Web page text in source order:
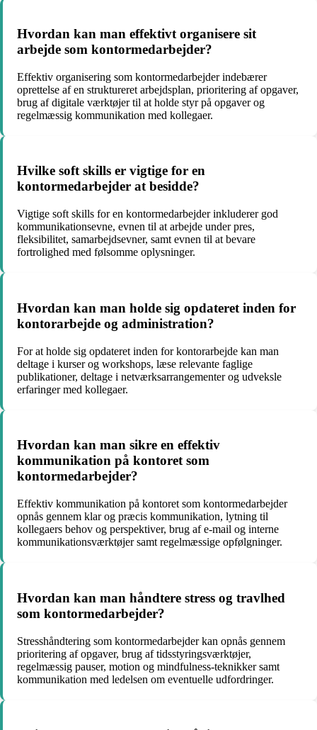
Hvordan kan man effektivt organisere sit
arbejde som kontormedarbejder?
Effektiv organisering som kontormedarbejder indebærer
oprettelse af en struktureret arbejdsplan, prioritering af opgaver,
brug af digitale værktøjer til at holde styr på opgaver og
regelmæssig kommunikation med kollegaer.
Hvilke soft skills er vigtige for en
kontormedarbejder at besidde?
Vigtige soft skills for en kontormedarbejder inkluderer god
kommunikationsevne, evnen til at arbejde under pres,
fleksibilitet, samarbejdsevner, samt evnen til at bevare
fortrolighed med følsomme oplysninger.
Hvordan kan man holde sig opdateret inden for
kontorarbejde og administration?
For at holde sig opdateret inden for kontorarbejde kan man
deltage i kurser og workshops, læse relevante faglige
publikationer, deltage i netværksarrangementer og udveksle
erfaringer med kollegaer.
Hvordan kan man sikre en effektiv
kommunikation på kontoret som
kontormedarbejder?
Effektiv kommunikation på kontoret som kontormedarbejder
opnås gennem klar og præcis kommunikation, lytning til
kollegaers behov og perspektiver, brug af e-mail og interne
kommunikationsværktøjer samt regelmæssige opfølgninger.
Hvordan kan man håndtere stress og travlhed
som kontormedarbejder?
Stresshåndtering som kontormedarbejder kan opnås gennem
prioritering af opgaver, brug af tidsstyringsværktøjer,
regelmæssig pauser, motion og mindfulness-teknikker samt
kommunikation med ledelsen om eventuelle udfordringer.